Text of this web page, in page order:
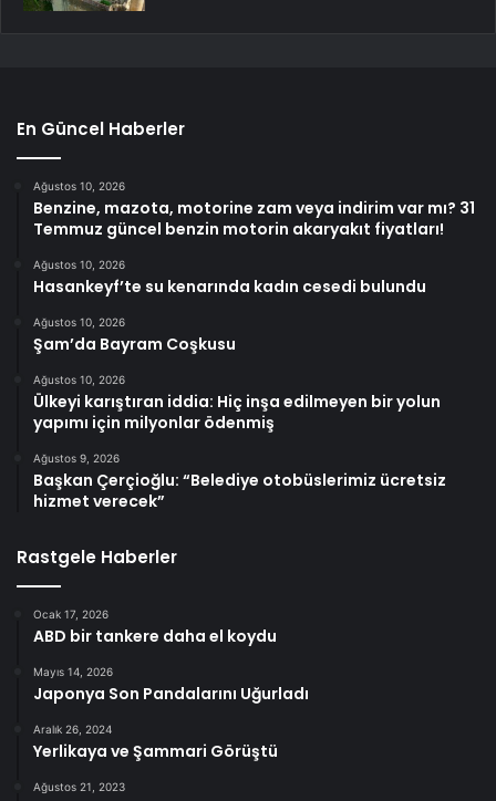
En Güncel Haberler
Ağustos 10, 2026
Benzine, mazota, motorine zam veya indirim var mı? 31
Temmuz güncel benzin motorin akaryakıt fiyatları!
Ağustos 10, 2026
Hasankeyf’te su kenarında kadın cesedi bulundu
Ağustos 10, 2026
Şam’da Bayram Coşkusu
Ağustos 10, 2026
Ülkeyi karıştıran iddia: Hiç inşa edilmeyen bir yolun
yapımı için milyonlar ödenmiş
Ağustos 9, 2026
Başkan Çerçioğlu: “Belediye otobüslerimiz ücretsiz
hizmet verecek”
Rastgele Haberler
Ocak 17, 2026
ABD bir tankere daha el koydu
Mayıs 14, 2026
Japonya Son Pandalarını Uğurladı
Aralık 26, 2024
Yerlikaya ve Şammari Görüştü
Ağustos 21, 2023